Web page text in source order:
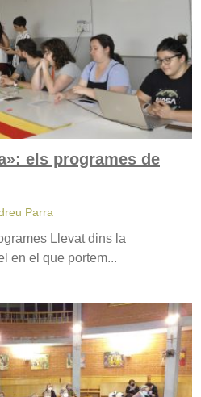
els programes de
Parra
Llevat dins la
en el que portem...